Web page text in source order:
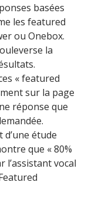
basées
les featured
ou Onebox.
la
« featured
sur la page
réponse que
étude
que « 80%
l’assistant vocal